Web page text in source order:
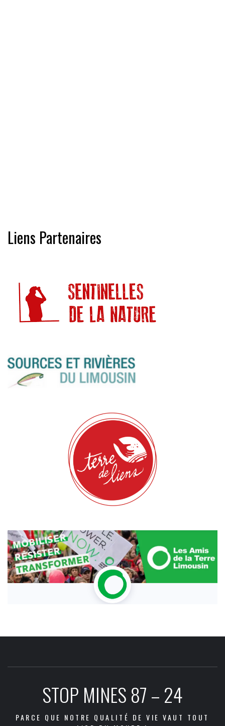
Liens Partenaires
STOP MINES 87 – 24
PARCE QUE NOTRE QUALITÉ DE VIE VAUT TOUT